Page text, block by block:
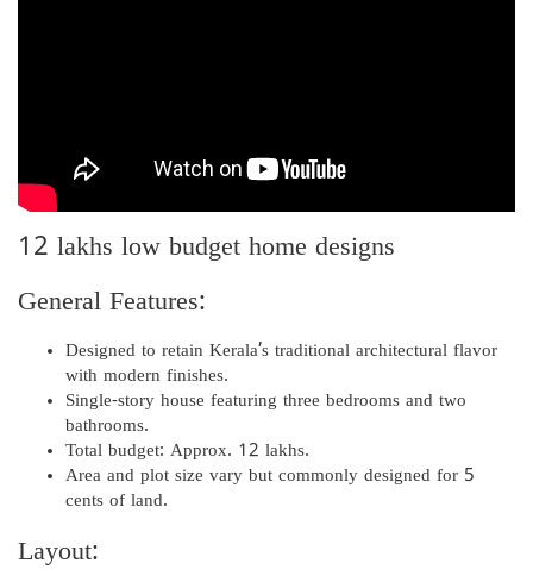
12 lakhs low budget home designs
General Features:
Designed to retain Kerala’s traditional architectural flavor
with modern finishes.
Single-story house featuring three bedrooms and two
bathrooms.
Total budget: Approx. 12 lakhs.
Area and plot size vary but commonly designed for 5
cents of land.
Layout: